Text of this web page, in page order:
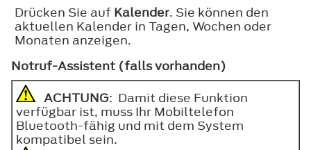
Drücken Sie auf Kalender. Sie können den
aktuellen Kalender in Tagen, Wochen oder
Monaten anzeigen.
Notruf-Assistent (falls vorhanden)
ACHTUNG: Damit diese Funktion
verfügbar ist, muss Ihr Mobiltelefon
Bluetooth-fähig und mit dem System
kompatibel sein.